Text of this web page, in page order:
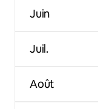
Juin
Juil.
Août